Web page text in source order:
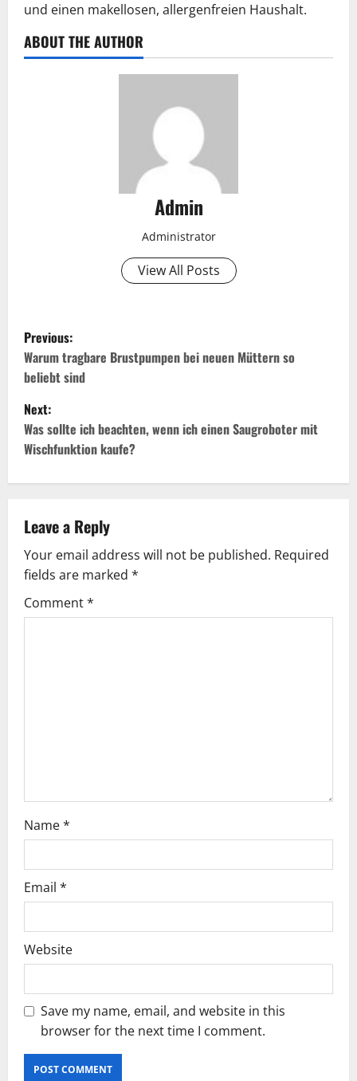
und einen makellosen, allergenfreien Haushalt.
ABOUT THE AUTHOR
Admin
Administrator
View All Posts
P
o
s
t
n
v
i
g
Previous:
Warum tragbare Brustpumpen bei neuen Müttern so
beliebt sind
Next:
Was sollte ich beachten, wenn ich einen Saugroboter mit
Wischfunktion kaufe?
Leave a Reply
Your email address will not be published. Required
fields are marked *
Comment*
Name*
Email *
Website
Save my name, email, and website in this
browser for the next time I comment.